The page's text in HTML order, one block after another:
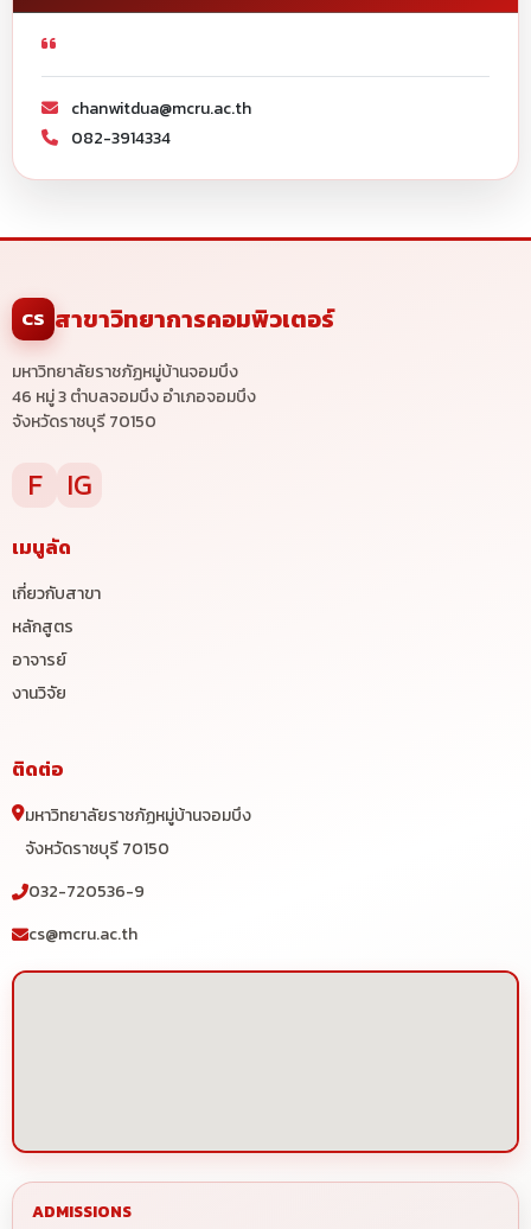
chanwitdua@mcru.ac.th
082-3914334
CS สาขาวิทยาการคอมพิวเตอร์
มหาวิทยาลัยราชภัฏหมู่บ้านจอมบึง
46 หมู่ 3 ตำบลจอมบึง อำเภอจอมบึง
จังหวัดราชบุรี 70150
F IG
เมนูลัด
เกี่ยวกับสาขา
หลักสูตร
อาจารย์
งานวิจัย
ติดต่อ
มหาวิทยาลัยราชภัฏหมู่บ้านจอมบึง
จังหวัดราชบุรี 70150
032-720536-9
cs@mcru.ac.th
ADMISSIONS